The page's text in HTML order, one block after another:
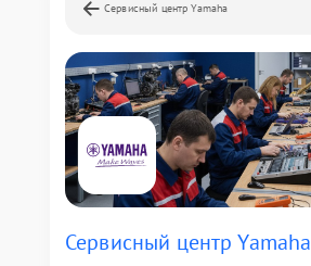
Сервисный центр Yamaha
Сервисный центр Yamaha